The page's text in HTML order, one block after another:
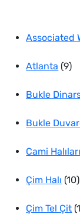
Associated
Atlanta 99
Bukle
Bukle
Cami Halıları
Çim Halı 1010
Çim Tel Çit